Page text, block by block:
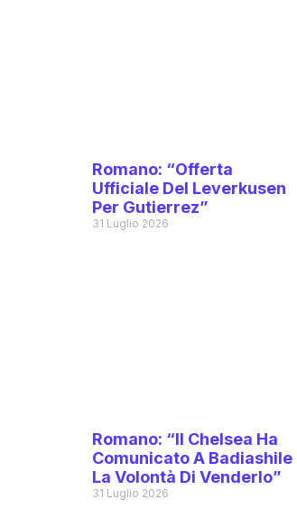
Romano: “Offerta
Ufficiale Del Leverkusen
Per Gutierrez”
31 Luglio 2026
Romano: “Il Chelsea Ha
Comunicato A Badiashile
La Volontà Di Venderlo”
31 Luglio 2026